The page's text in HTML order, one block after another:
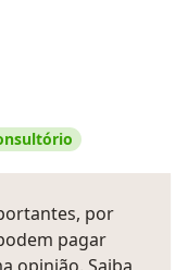
por
pagar